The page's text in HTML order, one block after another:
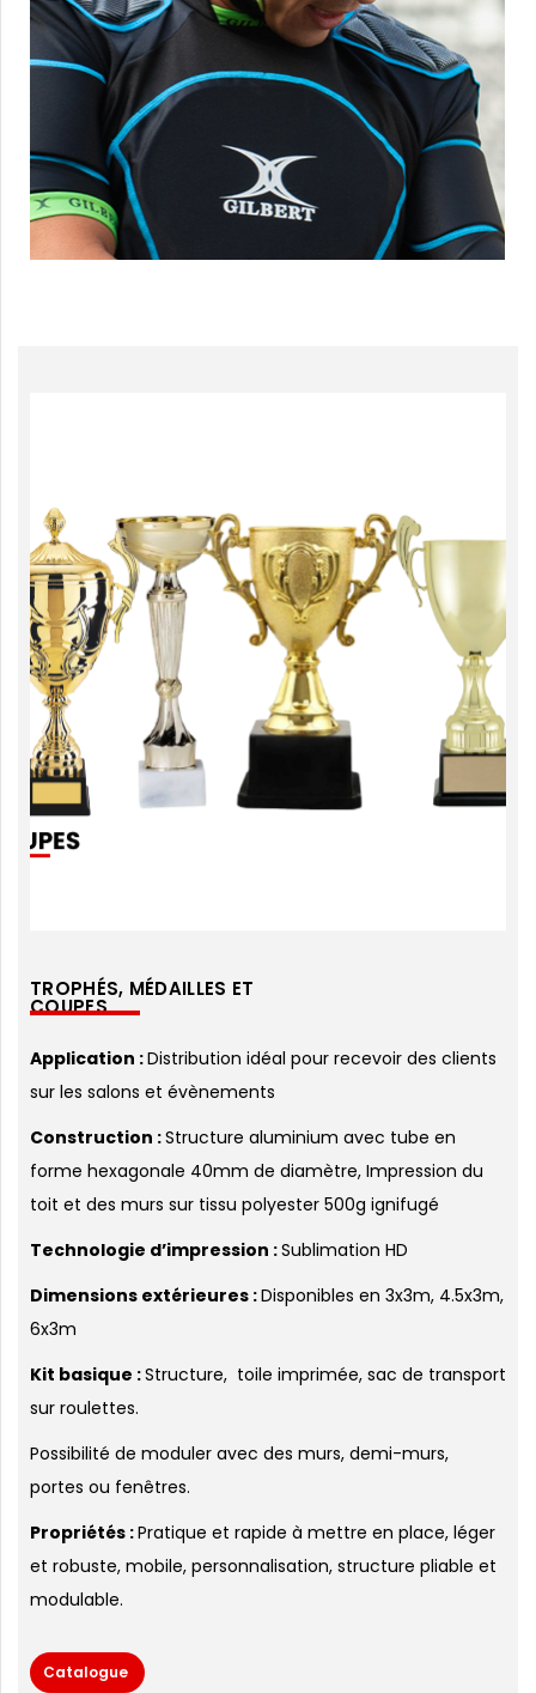
TROPHÉS, MÉDAILLES ET
COUPES
Application :Distribution idéal pour recevoir des clients
sur les salons et évènements
Construction :Structure aluminium avec tube en
forme hexagonale 40mm de diamètre, Impression du
toit et des murs sur tissu polyester 500g ignifugé
Technologie d’impression :Sublimation HD
Dimensions extérieures :Disponibles en 3x3m, 4.5x3m,
6x3m
Kit basique :Structure, toile imprimée, sac de transport
sur roulettes.
Possibilité de moduler avec des murs, demi-murs,
portes ou fenêtres.
Propriétés :Pratique et rapide à mettre en place, léger
et robuste, mobile, personnalisation, structure pliable et
modulable.
Catalogue